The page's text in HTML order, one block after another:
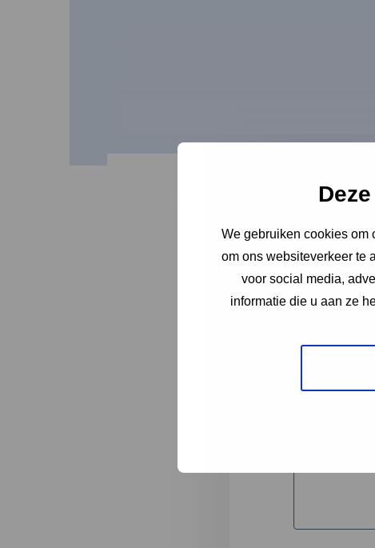
We gebruiken cookies om
om ons websiteverkeer te
voor social media,
informatie die u aan ze
"* " geeft
1
Volledige